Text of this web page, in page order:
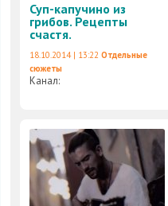
Суп-капучино из
грибов. Рецепты
счастя.
18.10.2014 | 13:22 Отдельные
сюжеты
Канал: